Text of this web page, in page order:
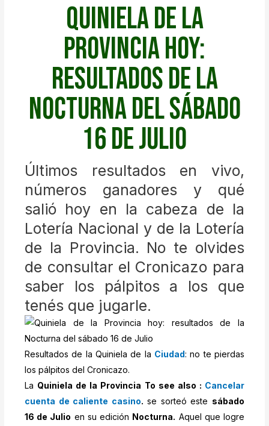
Quiniela de la
Provincia hoy:
resultados de la
Nocturna del sábado
16 de Julio
Últimos resultados en vivo,
números ganadores y qué
salió hoy en la cabeza de la
Lotería Nacional y de la Lotería
de la Provincia. No te olvides
de consultar el Cronicazo para
saber los pálpitos a los que
tenés que jugarle.
Resultados de la Quiniela de la Ciudad: no te pierdas
los pálpitos del Cronicazo.
La Quiniela de la Provincia To see also : Cancelar
cuenta de caliente casino. se sorteó este sábado
16 de Julio en su edición Nocturna. Aquel que logre